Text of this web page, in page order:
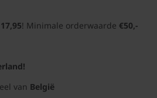
! Minimale orderwaarde €50,-
van België